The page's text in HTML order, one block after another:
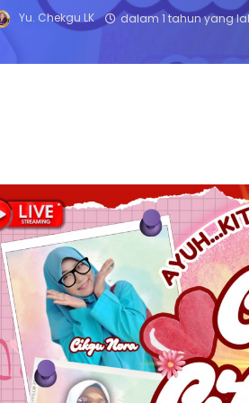
Yu. Chekgu LK dalam 1 tahun yang